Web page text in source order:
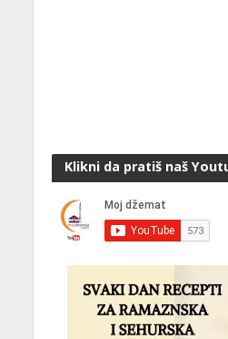
Klikni da pratiš naš